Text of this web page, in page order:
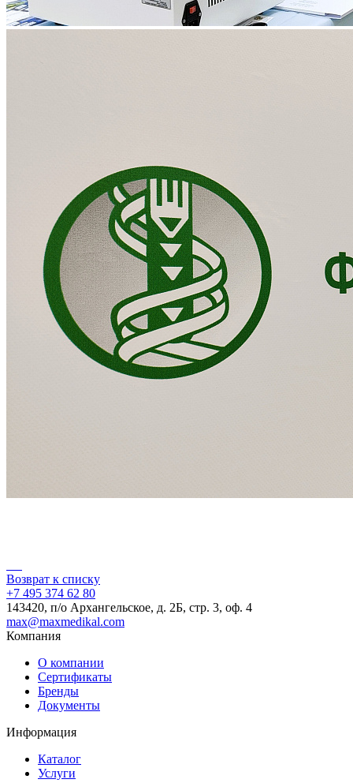
Возврат к списку
+7 495 374 62 80
143420, п/о Архангельское, д. 2Б, стр. 3, оф. 4
max@maxmedikal.com
Компания
О компании
Сертификаты
Бренды
Документы
Информация
Каталог
Услуги